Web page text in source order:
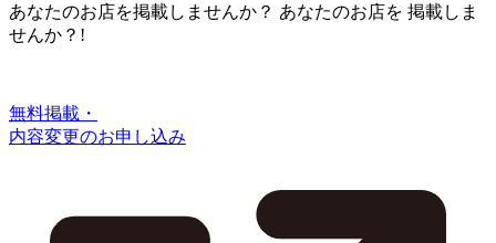
あなたのお店を掲載しませんか？ あなたのお店を 掲載しま
せんか？!
無料掲載・
内容変更のお申し込み